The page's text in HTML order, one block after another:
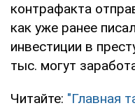
контрафакта
как уже ранее писал
инвестиции в
тыс. могут
Читайте: "Главная